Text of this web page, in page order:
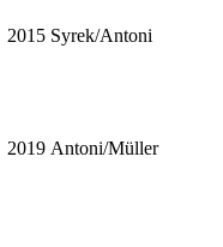
2015 Syrek/Antoni
2019 Antoni/Müller